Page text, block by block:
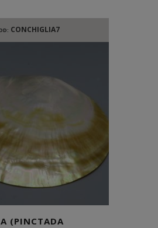
CONCHIGLIA7
(PINCTADA